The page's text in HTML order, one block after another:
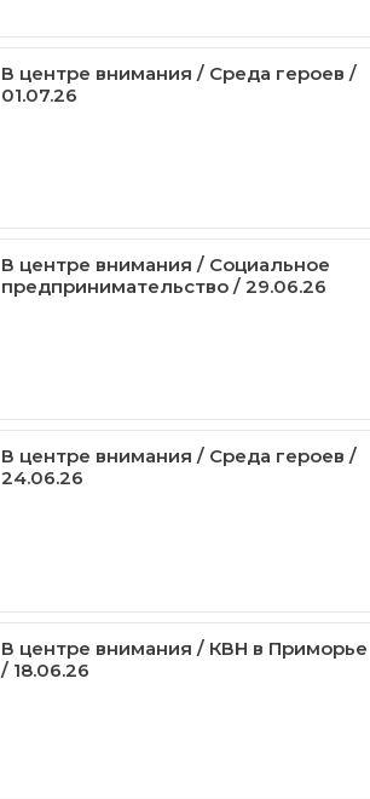
В центре внимания / Среда героев /
01.07.26
В центре внимания / Социальное
предпринимательство / 29.06.26
В центре внимания / Среда героев /
24.06.26
В центре внимания / КВН в Приморье
/ 18.06.26